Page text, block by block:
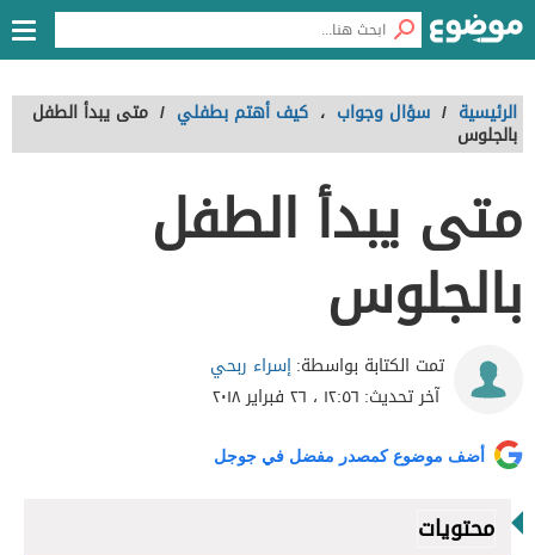
الرئيسية / سؤال وجواب ، كيف أهتم بطفلي / متى يبدأ الطفل
بالجلوس
متى يبدأ الطفل
بالجلوس
تمت الكتابة بواسطة:إسراء ربحي
آخر تحديث: ١٢:٥٦ ، ٢٦ فبراير ٢٠١٨
أضف موضوع كمصدر مفضل في جوجل
محتويات